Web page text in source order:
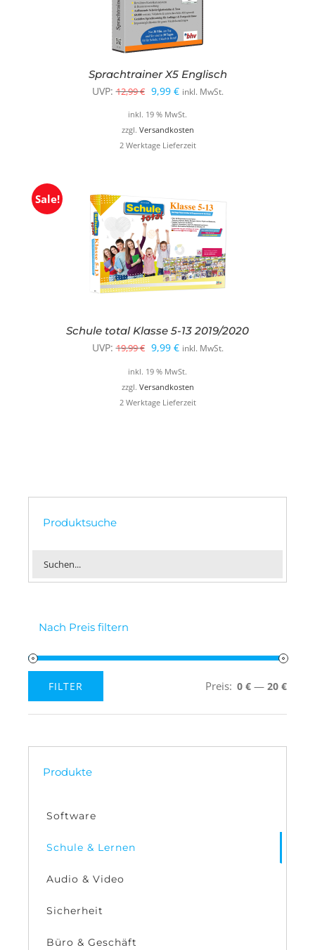
Sprachtrainer X5 Englisch
UVP: 12,99€ Ursprünglicher
Preis
war:
12,99 €
9,99 €Aktueller
Preis
ist:
9,99 €.
inkl. MwSt.
inkl. 19 % MwSt.
zzgl. Versandkosten
2 Werktage Lieferzeit
Sale!
Schule total Klasse 5-13 2019/2020
UVP: 19,99€ Ursprünglicher
Preis
war:
19,99 €
9,99 €Aktueller
Preis
ist:
9,99 €.
inkl. MwSt.
inkl. 19 % MwSt.
zzgl. Versandkosten
2 Werktage Lieferzeit
Produktsuche
Nach Preis filtern
Preis
Preis
FILTER Preis: 0 € — 20 €
Produkte
Software
Schule & Lernen
Audio & Video
Sicherheit
Büro & Geschäft